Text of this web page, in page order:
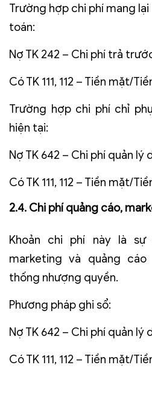
Trường hợp chi phí mang
toán:
Nợ TK 242 – Chi phí trả
Có TK 111, 112 – Tiền mặt/
Trường hợp chi phí chỉ
hiện tại:
Nợ TK 642 – Chi phí quản lý
Có TK 111, 112 – Tiền mặt/
2.4. Chi phí quảng cáo,
Khoản chi phí này là
marketing và quảng
thống nhượng quyền.
Phương pháp ghi sổ:
Nợ TK 642 – Chi phí quản lý
Có TK 111, 112 – Tiền mặt/